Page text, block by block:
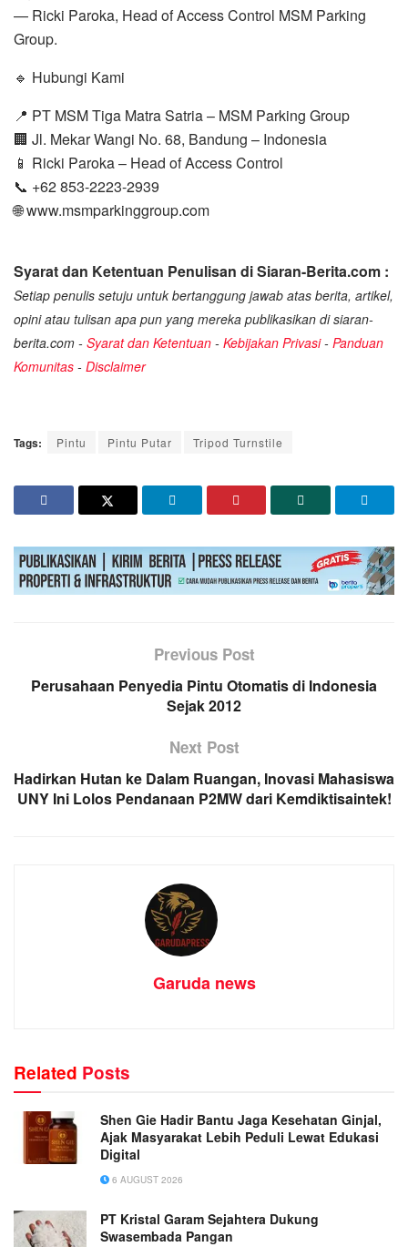
— Ricki Paroka, Head of Access Control MSM Parking
Group.
🔹 Hubungi Kami
📍 PT MSM Tiga Matra Satria – MSM Parking Group
🏢 Jl. Mekar Wangi No. 68, Bandung – Indonesia
📱 Ricki Paroka – Head of Access Control
📞 +62 853-2223-2939
🌐 www.msmparkinggroup.com
Syarat dan Ketentuan Penulisan di Siaran-Berita.com :
Setiap penulis setuju untuk bertanggung jawab atas berita, artikel,
opini atau tulisan apa pun yang mereka publikasikan di siaran-
berita.com - Syarat dan Ketentuan - Kebijakan Privasi- Panduan
Komunitas - Disclaimer
Tags: Pintu Pintu Putar Tripod Turnstile
Previous Post
Perusahaan Penyedia Pintu Otomatis di Indonesia
Sejak 2012
Next Post
Hadirkan Hutan ke Dalam Ruangan, Inovasi Mahasiswa
UNY Ini Lolos Pendanaan P2MW dari Kemdiktisaintek!
Garuda news
Related Posts
Shen Gie Hadir Bantu Jaga Kesehatan Ginjal,
Ajak Masyarakat Lebih Peduli Lewat Edukasi
Digital
6 AUGUST 2026
PT Kristal Garam Sejahtera Dukung
Swasembada Pangan